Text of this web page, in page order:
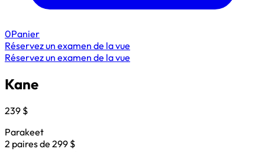
0Panier
Réservez un examen de la vue
Réservez un examen de la vue
Kane
239 $
Parakeet
2 paires de 299 $